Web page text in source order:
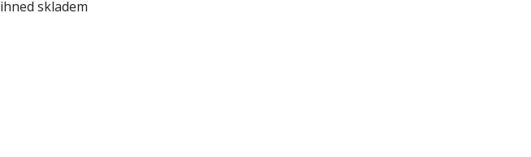
ihned skladem